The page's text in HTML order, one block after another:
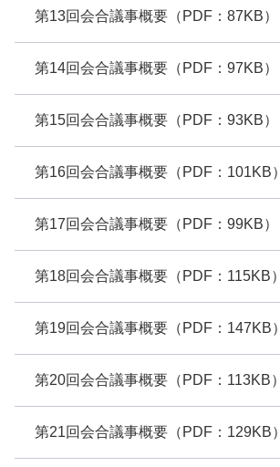
第13回会合議事概要（PDF：87KB）
第14回会合議事概要（PDF：97KB）
第15回会合議事概要（PDF：93KB）
第16回会合議事概要（PDF：101KB）
第17回会合議事概要（PDF：99KB）
第18回会合議事概要（PDF：115KB）
第19回会合議事概要（PDF：147KB）
第20回会合議事概要（PDF：113KB）
第21回会合議事概要（PDF：129KB）